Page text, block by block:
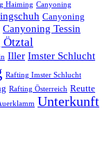
Haiming Canyoning
Canyoning
Canyoning Tessin
Ötztal
Iller Imster Schlucht
Rafting Imster Schlucht
Rafting Österreich Reutte
Unterkunft